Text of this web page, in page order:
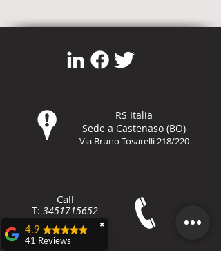
RS Italia
Sede a Castenaso (BO)
Via Bruno Tosarelli 218/220
Call
T: 3451715652
✖
4.9
41 Reviews